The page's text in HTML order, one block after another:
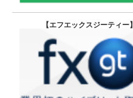
【エフエックスジーティー】